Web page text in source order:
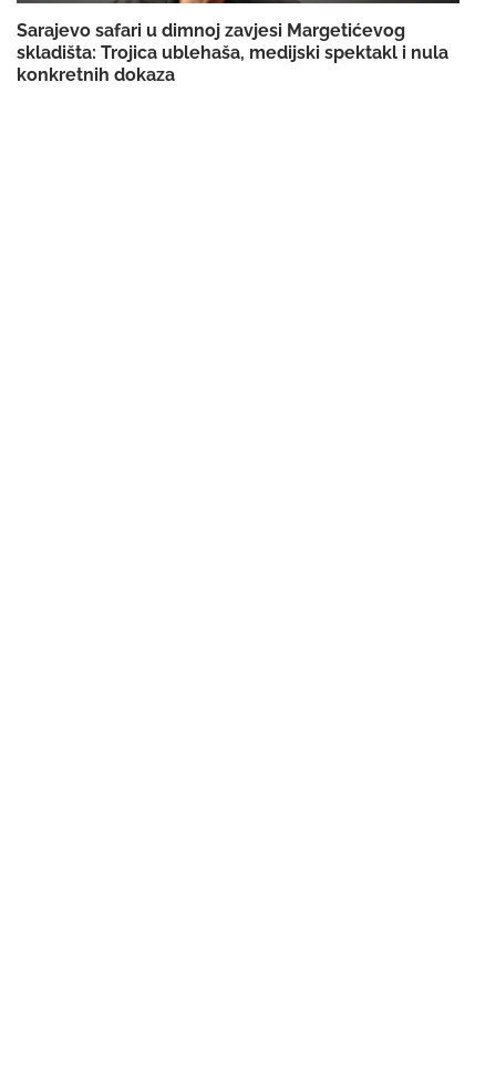
Sarajevo safari u dimnoj zavjesi Margetićevog
skladišta: Trojica ublehaša, medijski spektakl i nula
konkretnih dokaza